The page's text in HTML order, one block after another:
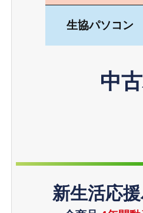
生協パソコン
中
新生活応